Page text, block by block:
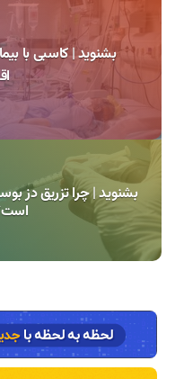
بشنوید | کاسبی با
بشنوید | چرا تزریق دز